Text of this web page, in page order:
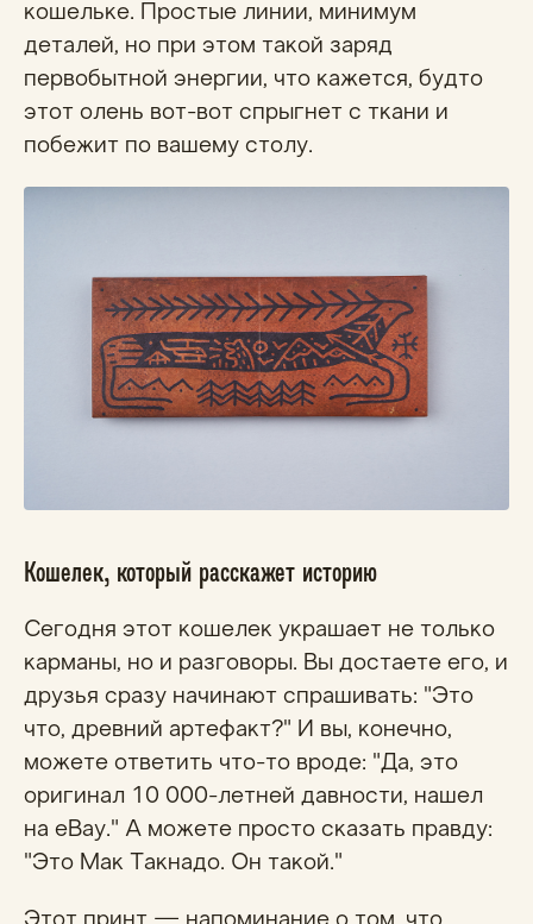
кошельке. Простые линии, минимум
деталей, но при этом такой заряд
первобытной энергии, что кажется, будто
этот олень вот-вот спрыгнет с ткани и
побежит по вашему столу.
Кошелек, который расскажет историю
Сегодня этот кошелек украшает не только
карманы, но и разговоры. Вы достаете его, и
друзья сразу начинают спрашивать: "Это
что, древний артефакт?" И вы, конечно,
можете ответить что-то вроде: "Да, это
оригинал 10 000-летней давности, нашел
на eBay." А можете просто сказать правду:
"Это Мак Такнадо. Он такой."